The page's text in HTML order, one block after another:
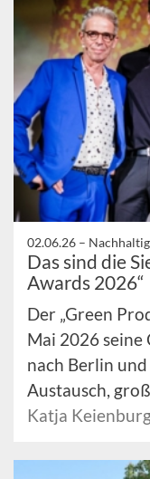
02.06.26 –
Das sind die
Awards 2026“
Der „Green
Mai 2026 seine
nach Berlin
Austausch,
Katja